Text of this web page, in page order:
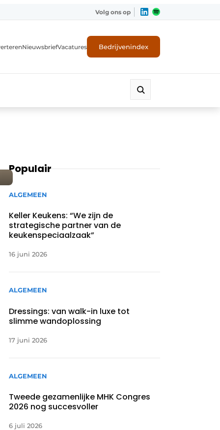
Volg ons op
NieuwsbriefVacatures Bedrijvenindex
Populair
ALGEMEEN
Keller Keukens: “We zijn de
strategische partner van de
keukenspeciaalzaak”
16 juni 2026
ALGEMEEN
Dressings: van walk-in luxe tot
slimme wandoplossing
17 juni 2026
ALGEMEEN
Tweede gezamenlijke MHK Congres
2026 nog succesvoller
6 juli 2026